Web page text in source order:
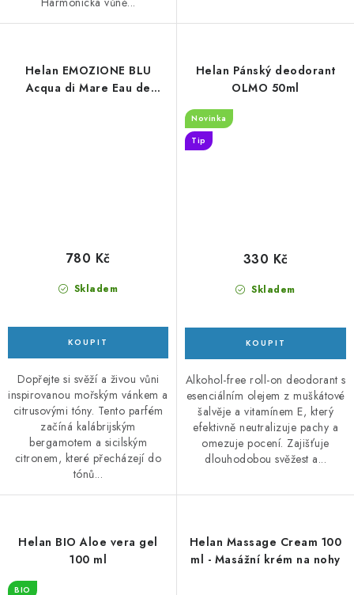
Helan EMOZIONE BLU
Acqua di Mare Eau de
Skladem
780 Kč
Dopřejte si svěží a živou vůni
inspirovanou mořským vánkem a
citrusovými tóny. Tento parfém
začíná kalábrijským
bergamotem a sicilským
citronem, které přecházejí do
tónů...
Helan Pánský deodorant
OLMO 50ml
Novinka
Tip
Skladem
330 Kč
Alkohol-free roll-on deodorant s
esenciálním olejem z muškátové
šalvěje a vitamínem E, který
efektivně neutralizuje pachy a
omezuje pocení. Zajišťuje
dlouhodobou svěžest a...
Helan BIO Aloe vera gel
100 ml
BIO
Helan Massage Cream 100
ml - Masážní krém na nohy